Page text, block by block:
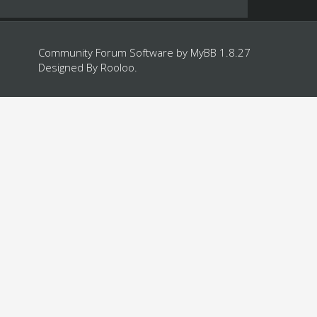
Community Forum Software by MyBB 1.8.27
Designed By Rooloo.